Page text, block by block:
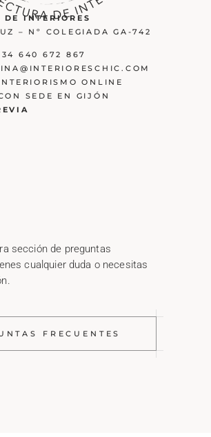
DE INTERIORES
– Nº COLEGIADA GA-742
640 672 867
ONLINE
SEDE EN GIJÓN
sección de preguntas
cualquier duda o necesitas
FRECUENTES